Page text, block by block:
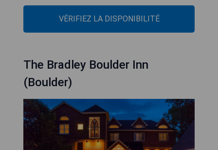
VÉRIFIEZ LA DISPONIBILITÉ
The Bradley Boulder Inn
(Boulder)